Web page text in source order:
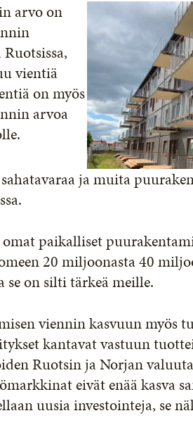
arvo on
vientiä
on myös
arvoa
ja muita
omat paikalliset
20 miljoonasta 40
se on silti tärkeä meille.
viennin kasvuun myös
kantavat vastuun
Ruotsin ja Norjan
eivät enää kasva
uusia investointeja, se